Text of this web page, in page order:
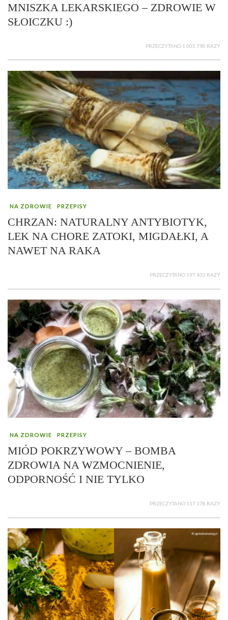
MNISZKA LEKARSKIEGO – ZDROWIE W
SŁOICZKU :)
PRZECZYTANO 1 005 790 RAZY
NA ZDROWIE PRZEPISY
CHRZAN: NATURALNY ANTYBIOTYK,
LEK NA CHORE ZATOKI, MIGDAŁKI, A
NAWET NA RAKA
PRZECZYTANO 197 432 RAZY
NA ZDROWIE PRZEPISY
MIÓD POKRZYWOWY – BOMBA
ZDROWIA NA WZMOCNIENIE,
ODPORNOŚĆ I NIE TYLKO
PRZECZYTANO 117 178 RAZY